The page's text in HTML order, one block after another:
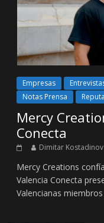
Empresas
Notas Prensa
Mercy
Conecta
Dimitar Kostadinov
Mercy Creations
Valencia Conecta
Valencianas miembros